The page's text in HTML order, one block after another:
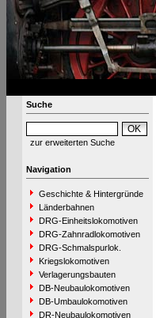
Suche
zur erweiterten Suche
Navigation
Geschichte & Hintergründe
Länderbahnen
DRG-Einheitslokomotiven
DRG-Zahnradlokomotiven
DRG-Schmalspurlok.
Kriegslokomotiven
Verlagerungsbauten
DB-Neubaulokomotiven
DB-Umbaulokomotiven
DR-Neubaulokomotiven